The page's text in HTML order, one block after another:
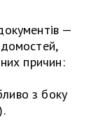
—
причин:
з боку